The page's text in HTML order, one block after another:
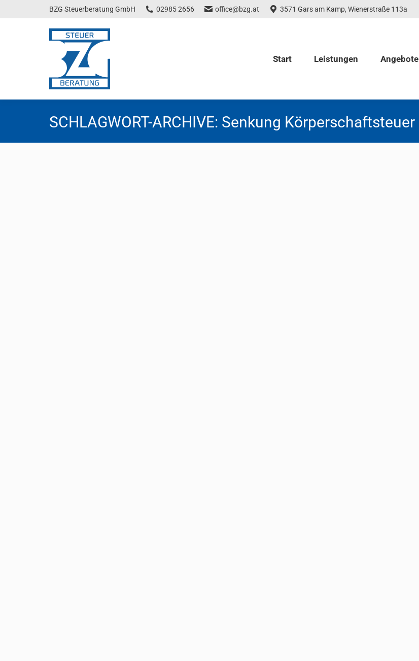
BZG Steuerberatung GmbH 02985 2656 office@bzg.at 3571 Gars am Kamp, Wienerstraße 113a
Start Leistungen Angebote
SCHLAGWORT-ARCHIVE: Senkung Körperschaftsteuer